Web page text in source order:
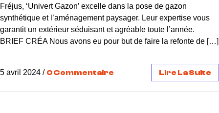
Fréjus, ‘Univert Gazon’ excelle dans la pose de gazon
synthétique et l’aménagement paysager. Leur expertise vous
garantit un extérieur séduisant et agréable toute l’année.
BRIEF CRÉA Nous avons eu pour but de faire la refonte de […]
5 avril 2024 / 0 Commentaire Lire La Suite